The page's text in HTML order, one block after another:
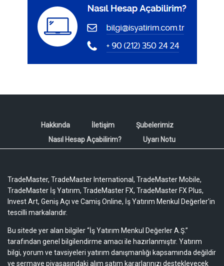
Hakkında İletişim
Şubelerimiz
Nasıl Hesap Açabilirim?
Uyarı Notu
TradeMaster, TradeMaster International, TradeMaster Mobile,
TradeMaster İş Yatırım, TradeMaster FX, TradeMaster FX Plus,
Invest Art, Geniş Açı ve Camiş Online, İş Yatırım Menkul Değerler'in
tescilli markalarıdır.
Bu sitede yer alan bilgiler “İş Yatırım Menkul Değerler A.Ş.”
tarafından genel bilgilendirme amacı ile hazırlanmıştır. Yatırım
bilgi, yorum ve tavsiyeleri yatırım danışmanlığı kapsamında değildir
ve sermaye piyasasındaki alım satım kararlarınızı destekleyecek